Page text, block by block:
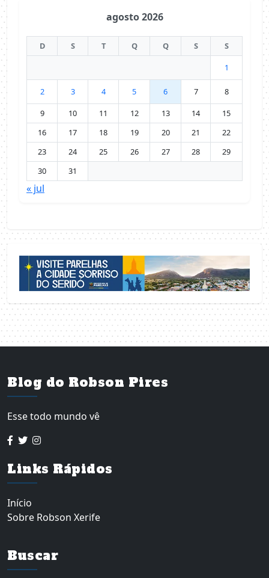
agosto 2026
D S T Q Q S
S
1
2 3 4 5 6 7
8
9
10 11 12 13 14
15
16
17 18 19 20 21
22
23
24 25 26 27 28
29
30
31
« jul
Blog do Robson Pires
Esse todo mundo vê
Links Rápidos
Início
Sobre Robson Xerife
Buscar